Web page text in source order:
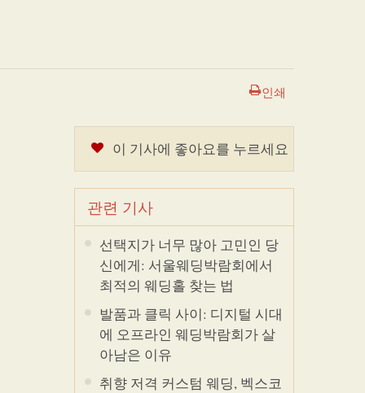
인쇄
이 기사에 좋아요를 누르세요
관련 기사
선택지가 너무 많아 고민인 당
신에게: 서울웨딩박람회에서
최적의 웨딩홀 찾는 법
발품과 클릭 사이: 디지털 시대
에 오프라인 웨딩박람회가 살
아남은 이유
취향 저격 커스텀 웨딩, 벡스코